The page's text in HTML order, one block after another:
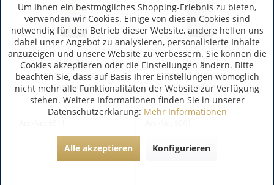
South Eastern Australia |
Australien
TYRRELLS Old Winery
Chardonnay
South Eastern Australia |
Australien
TYRRELLS VAT 1 Hunter
Semillon
Um Ihnen ein bestmögliches Shopping-Erlebnis zu bieten,
verwenden wir Cookies. Einige von diesen Cookies sind
notwendig für den Betrieb dieser Website, andere helfen uns
dabei unser Angebot zu analysieren, personalisierte Inhalte
anzuzeigen und unsere Website zu verbessern. Sie können die
Cookies akzeptieren oder die Einstellungen ändern. Bitte
beachten Sie, dass auf Basis Ihrer Einstellungen womöglich
nicht mehr alle Funktionalitäten der Website zur Verfügung
stehen. Weitere Informationen finden Sie in unserer
Datenschutzerklärung: Mehr Informationen
Alle akzeptieren Konfigurieren